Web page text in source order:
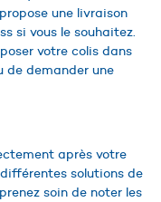
une livraison
si vous le souhaitez.
votre colis dans
de demander une
après votre
solutions de
soin de noter les